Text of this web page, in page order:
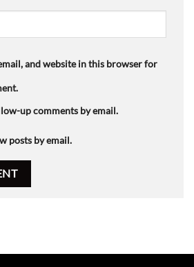
and website in this browser for
up comments by email.
posts by email.